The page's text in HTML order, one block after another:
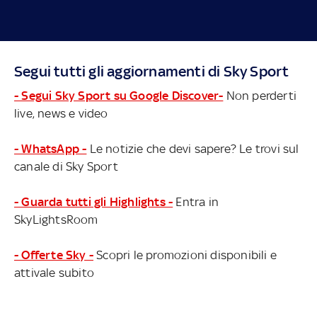
Segui tutti gli aggiornamenti di Sky Sport
- Segui Sky Sport su Google Discover- Non perderti
live, news e video
- WhatsApp - Le notizie che devi sapere? Le trovi sul
canale di Sky Sport
- Guarda tutti gli Highlights - Entra in
SkyLightsRoom
- Offerte Sky - Scopri le promozioni disponibili e
attivale subito